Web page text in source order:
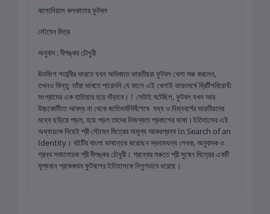
কলোনিয়াল কলকাতার ফুটবল
সৌমেন মিত্র
অনুবাদ : দীপঙ্কর চৌধুরী
ঊনবিংশ শতাব্দীর ভারতে যখন অভিজাত ভারতীয়রা ফুটবল খেলা শুরু করলেন,
তখনও কিন্তু তাঁরা ভাবতে পারেননি যে কালে এই খেলাই ভারতবর্ষে ব্রিটিশবিরোধী
সংগ্রামের এক হাতিয়ার হয়ে দাঁড়াবে। ! সেটাই ঘটেছিল, ফুটবল যখন আর
উচ্চকোটিতে আবদ্ধ না থেকে জাতিধর্মনির্বিশেষে মধ্য ও নিম্নবর্গের ভারতীয়দের
মধ্যে ছড়িয়ে পড়ল, হয়ে পড়ল তাদের নিজস্বতা প্রকাশের ভাষা।ইতিহাসের এই
অধ্যায়কে নিয়েই শ্রী সৌমেন মিত্রের অমূল্য আকরগ্রন্থ In Search of an
Identity। বইটির বাংলা ভাষান্তর করেছেন স্বনামধন্য লেখক, অনুবাদক ও
গ্রন্থ সমালোচক শ্রী দীপঙ্কর চৌধুরী। গ্রন্থের শুরুতে শ্রী সুষেন মিত্রের একটি
মূল্যবান প্রাককথন ফুটবলের ইতিহাসকে নিপুণভাবে ধরেছে।